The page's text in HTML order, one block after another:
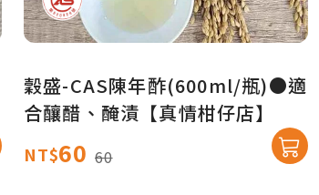
穀盛-CAS陳年酢(600ml/瓶)●適
合釀醋、醃漬【真情柑仔店】
NT$60 60